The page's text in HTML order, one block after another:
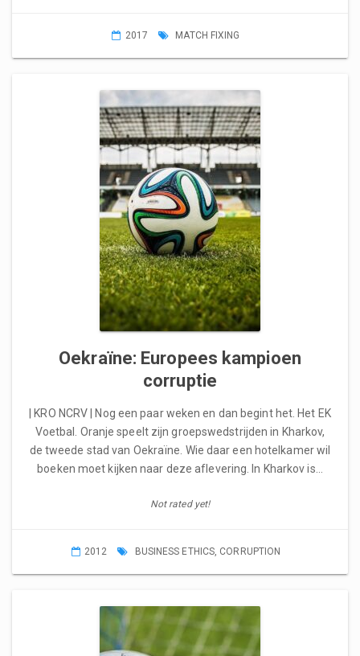
2017 MATCH FIXING
Oekraïne: Europees kampioen
corruptie
| KRO NCRV | Nog een paar weken en dan begint het. Het EK
Voetbal. Oranje speelt zijn groepswedstrijden in Kharkov,
de tweede stad van Oekraïne. Wie daar een hotelkamer wil
boeken moet kijken naar deze aflevering. In Kharkov is…
Not rated yet!
2012 BUSINESS ETHICS, CORRUPTION